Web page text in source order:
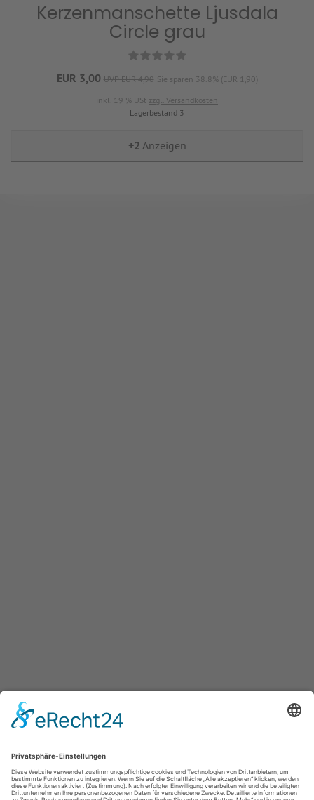
Kerzenmanschette Ljusdala
Circle grau
EUR 3,00 UVP EUR 4,90 Sie sparen 38.8% (EUR 1,90)
inkl. 19 % USt zzgl. Versandkosten
Lagerbestand 3
+2 Anzeigen